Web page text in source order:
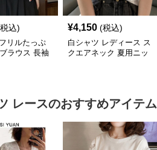
込)
リルたっぷ
ラウス 長袖
¥4,150 (税込)
白シャツ レディース ス
クエアネック 夏用ニッ
レースのおすすめアイテム